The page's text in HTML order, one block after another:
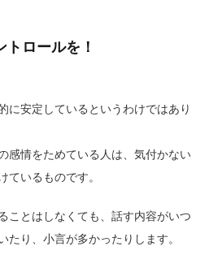
トロールを！
に安定しているというわけではあり
感情をためている人は、気付かない
ているものです。
ことはしなくても、話す内容がいつ
たり、小言が多かったりします。